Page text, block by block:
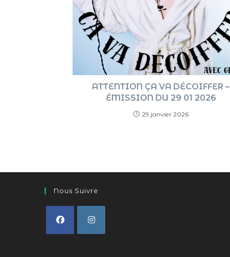
ATTENTION ÇA VA DÉCOIFFER –
ÉMISSION DU 29 01 2026
29 janvier 2026
Nous Suivre